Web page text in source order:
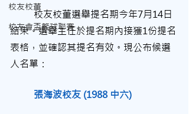
校友校董
校友會盃籃球聯賽
	校友校董選舉提名期今年7月14日
結束。選舉主任於提名期內接獲1份提名
表格，並確認其提名有效。現公布候選
人名單：
張海波校友 (1988 中六)